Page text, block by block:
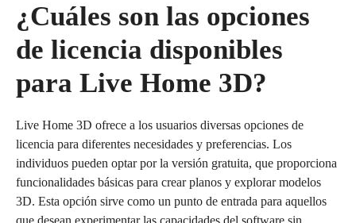
¿Cuáles son las opciones
de licencia disponibles
para Live Home 3D?
Live Home 3D ofrece a los usuarios diversas opciones de
licencia para diferentes necesidades y preferencias. Los
individuos pueden optar por la versión gratuita, que proporciona
funcionalidades básicas para crear planos y explorar modelos
3D. Esta opción sirve como un punto de entrada para aquellos
que desean experimentar las capacidades del software sin